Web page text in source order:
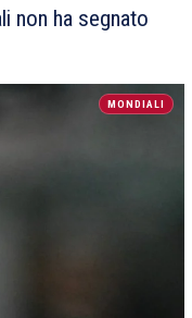
non ha segnato
MONDIALI